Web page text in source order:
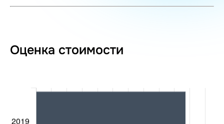
Оценка стоимости